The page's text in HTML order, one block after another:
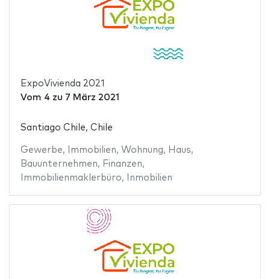
ExpoVivienda 2021
Vom 4 zu 7 März 2021
Santiago Chile, Chile
Gewerbe, Immobilien, Wohnung, Haus,
Bauunternehmen, Finanzen,
Immobilienmaklerbüro, Inmobilien